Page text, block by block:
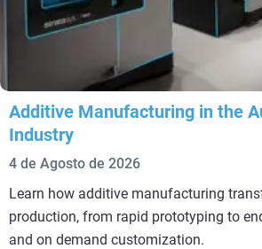
Additive Manufacturing in the
Industry
4 de Agosto de 2026
Learn how additive manufacturing
production, from rapid prototyping to
and on demand customization.